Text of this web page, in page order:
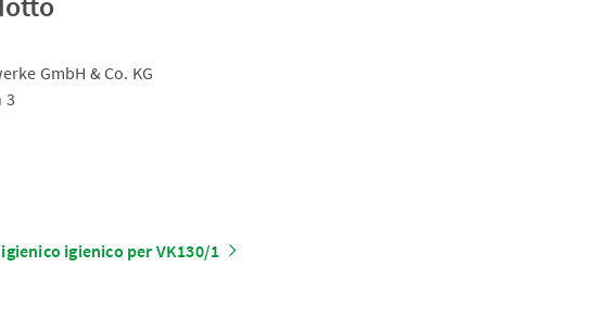
GmbH & Co. KG
3
igienico per VK130/1